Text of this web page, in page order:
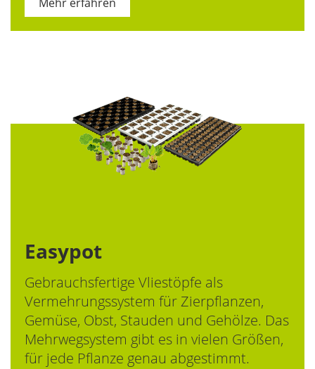
Easypot
Gebrauchsfertige Vliestöpfe als
Vermehrungssystem für Zierpflanzen,
Gemüse, Obst, Stauden und Gehölze. Das
Mehrwegsystem gibt es in vielen Größen,
für jede Pflanze genau abgestimmt.